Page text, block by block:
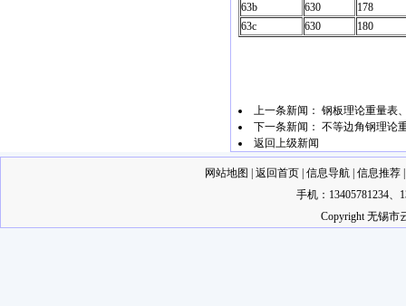
63b
630
178
63c
630 180
上一条新闻： 钢板理论重量表
下一条新闻： 不等边角钢理论
返回上级新闻
网站地图 返回首页 信息导航 信息推荐
手机：13405781234
Copyright 无锡